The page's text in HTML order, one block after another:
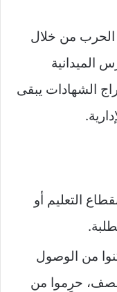
الحرب من خلال
الميدانية
الشهادات يبقى
التعليم أو
من الوصول
حرِموا من